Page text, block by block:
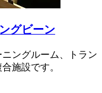
グビーン
ングルーム、トラン
施設です。